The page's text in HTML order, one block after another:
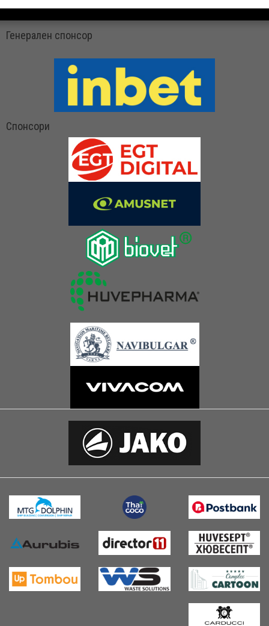
Генерален спонсор
Спонсори